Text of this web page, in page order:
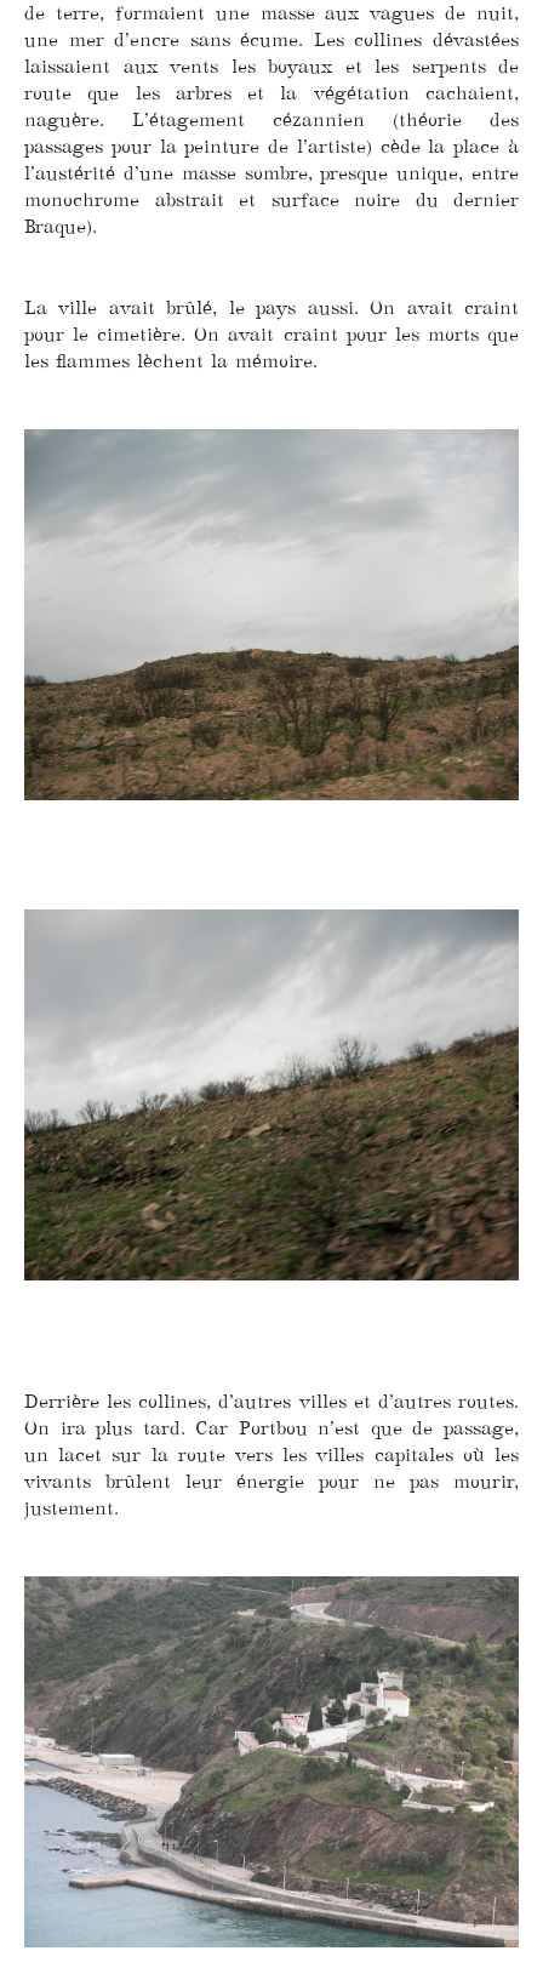
de terre, formaient une masse aux vagues de nuit,
une mer d’encre sans écume. Les collines dévastées
laissaient aux vents les boyaux et les serpents de
route que les arbres et la végétation cachaient,
naguère. L’étagement cézannien (théorie des
passages pour la peinture de l’artiste) cède la place à
l’austérité d’une masse sombre, presque unique, entre
monochrome abstrait et surface noire du dernier
Braque).
La ville avait brûlé, le pays aussi. On avait craint
pour le cimetière. On avait craint pour les morts que
les flammes lèchent la mémoire.
Derrière les collines, d’autres villes et d’autres routes.
On ira plus tard. Car Portbou n’est que de passage,
un lacet sur la route vers les villes capitales où les
vivants brûlent leur énergie pour ne pas mourir,
justement.